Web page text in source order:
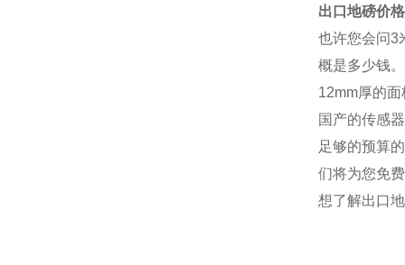
出口地磅价
也许您会问3
概是多少钱
12mm厚的
国产的传感
足够的预算
们将为您免
想了解出口